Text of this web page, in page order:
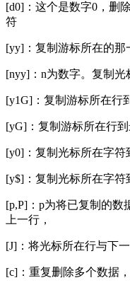
[d0]：这个是数字0，删
符
[yy]：复制游标所在的那
[nyy]：n为数字。复制光
[y1G]：复制游标所在行
[yG]：复制游标所在行
[y0]：复制光标所在字符
[y$]：复制光标所在字符
[p,P]：p为将已复制的数
上一行，
[J]：将光标所在行与下
[c]：重复删除多个数据